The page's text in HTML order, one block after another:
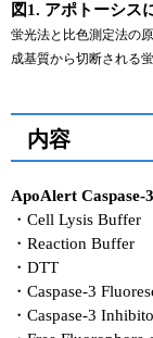
図1. アポトーシス
蛍光法と比色測定法の
成基質から切断される
内容
ApoAlert Caspase-
・Cell Lysis Buffer
・Reaction Buffer
・DTT
・Caspase-3
・Caspase-3